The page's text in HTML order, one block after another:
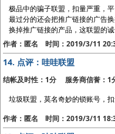
极品中的骗子联盟，扣量严重，
最过分的还会把推广链接的广告
换掉推广链接的产品，这联盟的
作者：匿名 时间：2019/3/11
14. 点评：哇哇联盟
结帐及时性：1分 服务商信誉：
垃圾联盟，莫名奇妙的锁账号，
作者：匿名 时间：2019/3/11